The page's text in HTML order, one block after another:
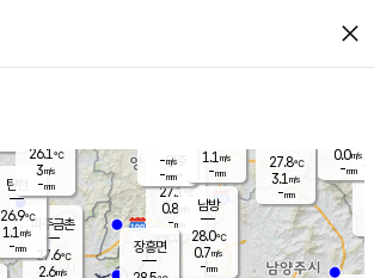
close
양주
27.1℃
0.8
-mm
파주금촌
27.6℃
2.6m/s
27.8℃
3.1 m/s
-mm
탄현
26.9℃
1.1 m/s
-mm
0.0m/s
-mm
남방
28.0℃
0.7m/s
-mm
장흥면
-m/s
-mm
26.1℃
3m/s
-mm
1.1 m/s
-mm